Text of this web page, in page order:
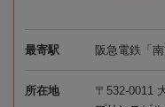
最寄駅 阪急電鉄「
所在地
〒532-0011